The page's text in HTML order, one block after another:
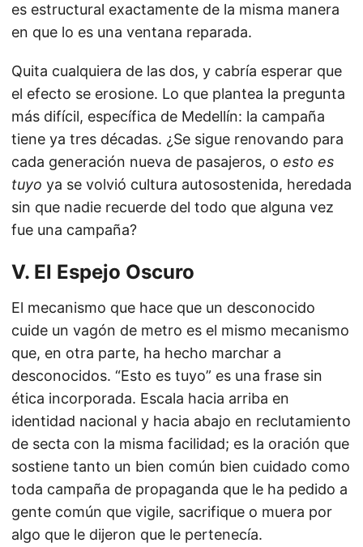
es estructural exactamente de la misma manera
en que lo es una ventana reparada.
Quita cualquiera de las dos, y cabría esperar que
el efecto se erosione. Lo que plantea la pregunta
más difícil, específica de Medellín: la campaña
tiene ya tres décadas. ¿Se sigue renovando para
cada generación nueva de pasajeros, o esto es
tuyo ya se volvió cultura autosostenida, heredada
sin que nadie recuerde del todo que alguna vez
fue una campaña?
V. El Espejo Oscuro
El mecanismo que hace que un desconocido
cuide un vagón de metro es el mismo mecanismo
que, en otra parte, ha hecho marchar a
desconocidos. “Esto es tuyo” es una frase sin
ética incorporada. Escala hacia arriba en
identidad nacional y hacia abajo en reclutamiento
de secta con la misma facilidad; es la oración que
sostiene tanto un bien común bien cuidado como
toda campaña de propaganda que le ha pedido a
gente común que vigile, sacrifique o muera por
algo que le dijeron que le pertenecía.